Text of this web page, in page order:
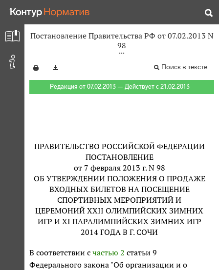
Постановление Правительства РФ от 07.02.2013 N
98
Поиск в тексте
Редакция от 07.02.2013 — Действует с 21.02.2013
ПРАВИТЕЛЬСТВО РОССИЙСКОЙ ФЕДЕРАЦИИ
ПОСТАНОВЛЕНИЕ
от 7 февраля 2013 г. N 98
ОБ УТВЕРЖДЕНИИ ПОЛОЖЕНИЯ О ПРОДАЖЕ
ВХОДНЫХ БИЛЕТОВ НА ПОСЕЩЕНИЕ
СПОРТИВНЫХ МЕРОПРИЯТИЙ И
ЦЕРЕМОНИЙ XXII ОЛИМПИЙСКИХ ЗИМНИХ
ИГР И XI ПАРАЛИМПИЙСКИХ ЗИМНИХ ИГР
2014 ГОДА В Г. СОЧИ
В соответствии с частью 2 статьи 9
Федерального закона "Об организации и о